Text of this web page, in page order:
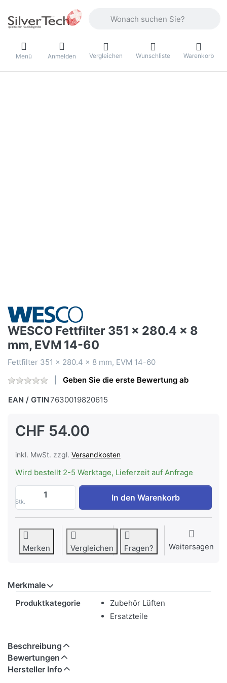
Menü Anmelden Vergleichen Wunschliste Warenkorb
WESCO Fettfilter 351 x 280.4 x 8
mm, EVM 14-60
Fettfilter 351 x 280.4 x 8 mm, EVM 14-60
Geben Sie die erste Bewertung ab
EAN / GTIN7630019820615
CHF 54.00
inkl. MwSt. zzgl. Versandkosten
Wird bestellt 2-5 Werktage, Lieferzeit auf Anfrage
Stk.
WESCO Fettfilter 351 x 280.4 x 8 mm,
In den Warenkorb
Merken Vergleichen Fragen? Weitersagen
Merkmale
Produktkategorie
Zubehör Lüften
Ersatzteile
Beschreibung
Bewertungen
Hersteller Info